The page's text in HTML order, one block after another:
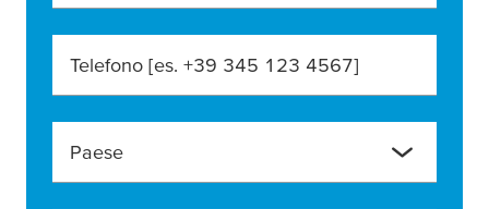
Telefono [es. +39 345 123 4567]
Paese